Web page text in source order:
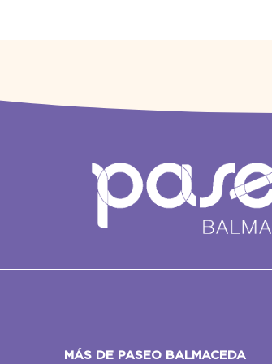
MÁS DE PASEO BALMACEDA